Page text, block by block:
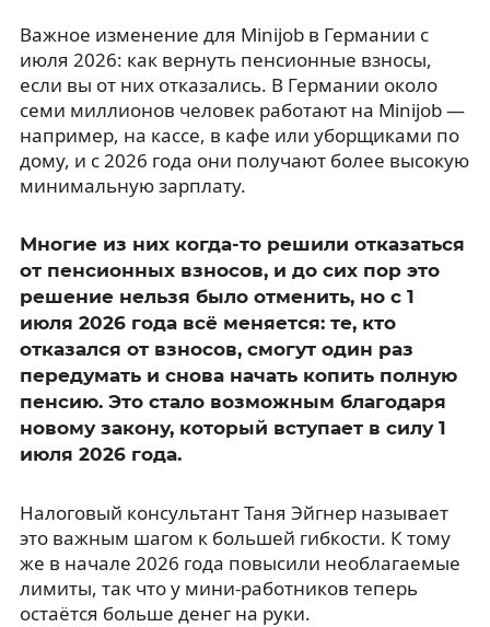
Важное изменение для Minijob в Германии с
июля 2026: как вернуть пенсионные взносы,
если вы от них отказались. В Германии около
семи миллионов человек работают на Minijob —
например, на кассе, в кафе или уборщиками по
дому, и с 2026 года они получают более высокую
минимальную зарплату.
Многие из них когда-то решили отказаться
от пенсионных взносов, и до сих пор это
решение нельзя было отменить, но с 1
июля 2026 года всё меняется: те, кто
отказался от взносов, смогут один раз
передумать и снова начать копить полную
пенсию. Это стало возможным благодаря
новому закону, который вступает в силу 1
июля 2026 года.
Налоговый консультант Таня Эйгнер называет
это важным шагом к большей гибкости. К тому
же в начале 2026 года повысили необлагаемые
лимиты, так что у мини-работников теперь
остаётся больше денег на руки.